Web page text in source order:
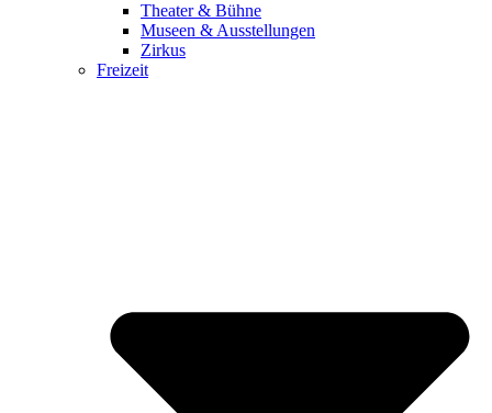
Theater & Bühne
Museen & Ausstellungen
Zirkus
Freizeit